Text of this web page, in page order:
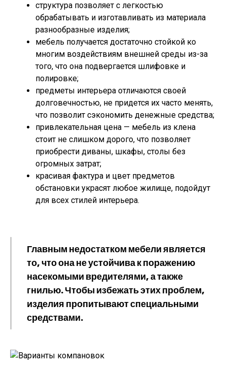
структура позволяет с легкостью
обрабатывать и изготавливать из материала
разнообразные изделия;
мебель получается достаточно стойкой ко
многим воздействиям внешней среды из-за
того, что она подвергается шлифовке и
полировке;
предметы интерьера отличаются своей
долговечностью, не придется их часто менять,
что позволит сэкономить денежные средства;
привлекательная цена — мебель из клена
стоит не слишком дорого, что позволяет
приобрести диваны, шкафы, столы без
огромных затрат;
красивая фактура и цвет предметов
обстановки украсят любое жилище, подойдут
для всех стилей интерьера.
Главным недостатком мебели является
то, что она не устойчива к поражению
насекомыми вредителями, а также
гнилью. Чтобы избежать этих проблем,
изделия пропитывают специальными
средствами.